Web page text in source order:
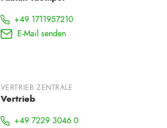
+49 1711957210
E-Mail senden
VERTRIEB ZENTRALE
Vertrieb
+49 7229 3046 0